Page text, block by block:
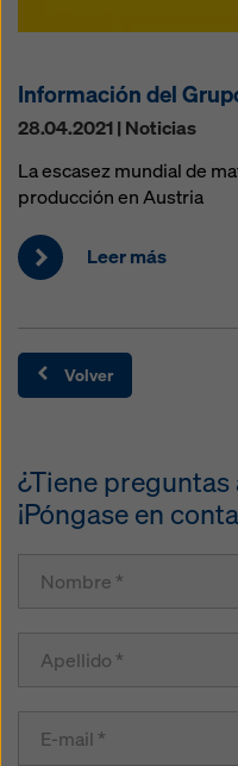
Información del
28.04.2021 | Noticias
La escasez mundial de
producción en Austria
Leer más
Volver
¿Tiene
¡Póngase en